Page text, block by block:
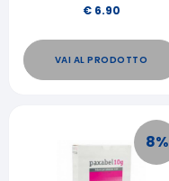
€ 6.90
VAI AL PRODOTTO
8%